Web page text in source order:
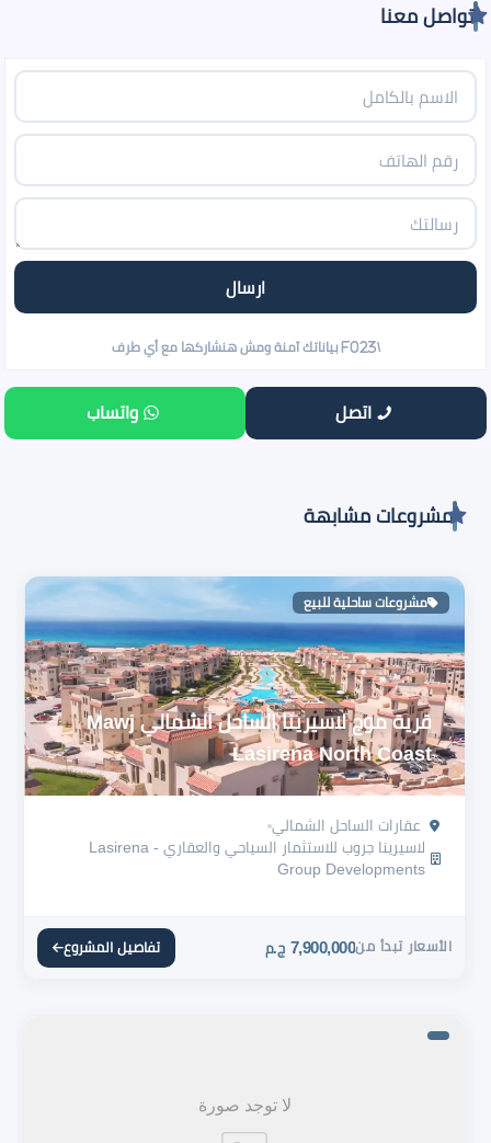
تواصل معنا
اتصل واتساب
مشروعات مشابهة
مشروعات ساحلية للبيع
قرية موج لاسيرينا الساحل الشمالي Mawj
Lasirena North Coast
عقارات الساحل الشمالي
لاسيرينا جروب للاستثمار السياحي والعقاري - Lasirena
Group Developments
الأسعار تبدأ من7,900,000 ج.م تفاصيل المشروع